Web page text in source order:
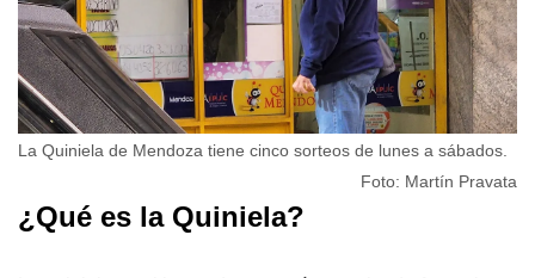
La Quiniela de Mendoza tiene cinco sorteos de lunes a sábados.
Foto: Martín Pravata
¿Qué es la Quiniela?